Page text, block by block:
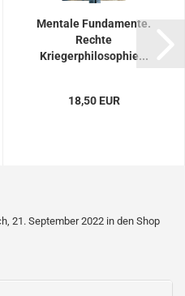
Mentale Fundamente.
Rechte
Kriegerphilosophie...
18,50 EUR
21. September 2022 in den Shop